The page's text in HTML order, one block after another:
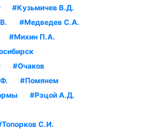
#Кузьмичев В.Д.
#Медведев С.А.
#Михин П.А.
#Очаков
#Помянем
#Рэцой А.Д.
С.И.